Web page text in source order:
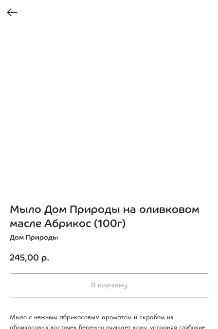
Мыло Дом Природы на оливковом
масле Абрикос (100г)
Дом Природы
245,00 р.
В корзину
Мыло с нежным абрикосовым ароматом и скрабом из
абрикосовых косточек бережно очищает кожу, устраняя глубокие